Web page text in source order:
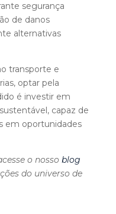
segurança
de danos
alternativas
transporte e
optar pela
é investir em
capaz de
em oportunidades
o nosso blog
do universo de